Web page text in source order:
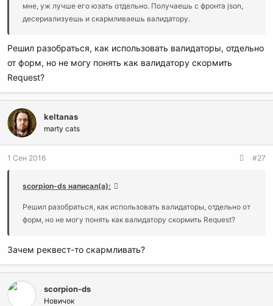
мне, уж лучше его юзать отдельно. Получаешь с фронта json,
десериализуешь и скармливаешь валидатору.
Решил разобраться, как использовать валидаторы, отдельно
от форм, но не могу понять как валидатору скормить
Request?
keltanas
marty cats
1 Сен 2016 #27
scorpion-ds написал(а):
Решил разобраться, как использовать валидаторы, отдельно от
форм, но не могу понять как валидатору скормить Request?
Зачем реквест-то скармливать?
scorpion-ds
Новичок